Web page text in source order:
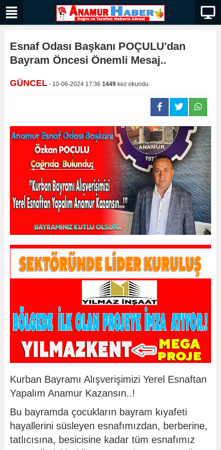
Esnaf Odası Başkanı POÇULU'dan
Bayram Öncesi Önemli Mesaj..
GÜNCEL - 10-06-2024 17:36 1449 kez okundu.
Kurban Bayramı Alışverişimizi Yerel Esnaftan
Yapalım Anamur Kazansın..!
Bu bayramda çocukların bayram kıyafeti
hayallerini süsleyen esnafımızdan, berberine,
tatlıcısına, besicisine kadar tüm esnafımız